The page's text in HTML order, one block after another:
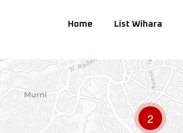
Home List Wihara
2